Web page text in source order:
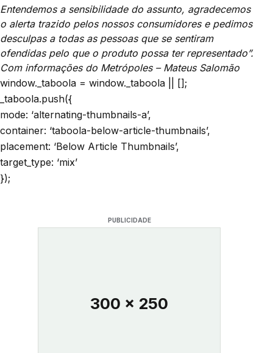
Entendemos a sensibilidade do assunto, agradecemos
o alerta trazido pelos nossos consumidores e pedimos
desculpas a todas as pessoas que se sentiram
ofendidas pelo que o produto possa ter representado”.
Com informações do Metrópoles – Mateus Salomão
window._taboola = window._taboola || [];
_taboola.push({
mode: ‘alternating-thumbnails-a’,
container: ‘taboola-below-article-thumbnails’,
placement: ‘Below Article Thumbnails’,
target_type: ‘mix’
});
PUBLICIDADE
300 x 250